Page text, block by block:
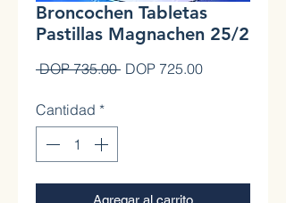
Broncochen Tabletas
Pastillas Magnachen 25/2
DOP 735.00 Precio
DOP 725.00Precio de
Cantidad *